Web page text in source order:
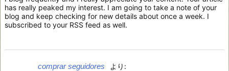
has really peaked my interest. I am going to take a note of your
blog and keep checking for new details about once a week. I
subscribed to your RSS feed as well.
comprar seguidores
より: